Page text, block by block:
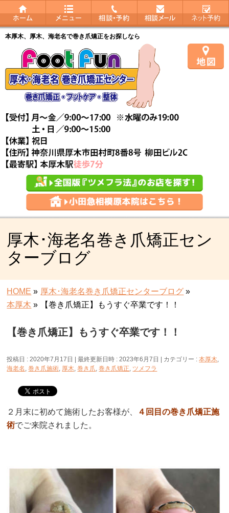
本厚木、厚木、海老名で巻き爪矯正をお探しなら
厚木･海老名巻き爪矯正セン
ターブログ
HOME » 厚木･海老名巻き爪矯正センターブログ »
本厚木 » 【巻き爪矯正】もうすぐ卒業です！！
【巻き爪矯正】もうすぐ卒業です！！
投稿日 : 2020年7月17日 最終更新日時 : 2023年6月7日 カテゴリー :本厚木,
海老名 ,巻き爪施術, 厚木,巻き爪,巻き爪矯正, ツメフラ
２月末に初めて施術したお客様が、
４回目の巻き爪矯正施
術でご来院されました。